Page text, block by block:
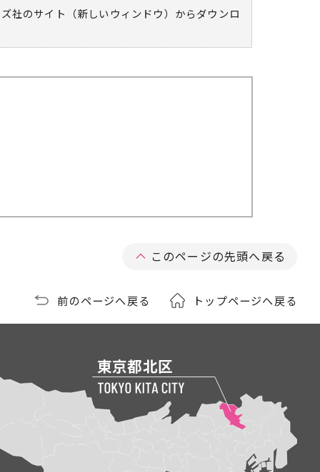
社のサイト（新しいウィンドウ） からダウンロ
このページの先頭へ戻る
前のページへ戻る トップページへ戻る